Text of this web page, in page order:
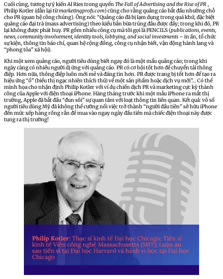
Cuối cùng, tương tự ý kiến Al Ries trong quyểnThe Fall of Advertising and the Rise of PR,
Philip Kotler (dẫn lại từmarketingprofs.com) cũng cho rằng quảng cáo bắt đầu nhường chỗ
cho PR (quan hệ công chúng). Ông nói: “Quảng cáo đã bị lạm dụng trong quá khứ, đặc biệt
quảng cáo đại trà (mass advertising) theo kiểu bắn bừa trúng đâu được đấy; trong khi đó, PR
lại không được phát huy. PR gồm nhiều công cụ mà tôi gọi là PENCILS (publications, events,
news, community involvement, identity tools, lobbying, and social investments – in ấn, tổ chức
sự kiện, thông tin báo chí, quan hệ cộng đồng, công cụ nhận biết, vận động hành lang và
“phong tỏa” xã hội).
Khi một xem quảng cáo, người tiêu dùng biết ngay đó là một mẩu quảng cáo; trong khi
ngày càng có nhiều người dị ứng với quảng cáo. PR có cơ hội tốt hơn để chuyển tải thông
điệp. Hơn nữa, thông điệp luôn mới mẻ và đáng tin hơn. PR được trang bị tốt hơn để tạo ra
hiệu ứng “ồ” (biểu thị ngạc nhiên thích thú) về một sản phẩm hoặc dịch vụ mới”… Có thể
minh họa cho nhận định Philip Kotler với ví dụ chiến dịch PR và marketing cực kỳ thành
công của Apple với điện thoại iPhone. Hàng tháng trước khi một mẫu iPhone ra mắt thị
trường, Apple đã bắt đầu “đun sôi” sự quan tâm với loạt thông tin liên quan. Kết quả: vô số
người tiêu dùng Mỹ đã không thể cưỡng nổi việc trở thành “người đầu tiên” sở hữu iPhone
đến mức xếp hàng rồng rắn để mua vào ngay ngày đầu tiên mà chiếc điện thoại này được
tung ra thị trường!